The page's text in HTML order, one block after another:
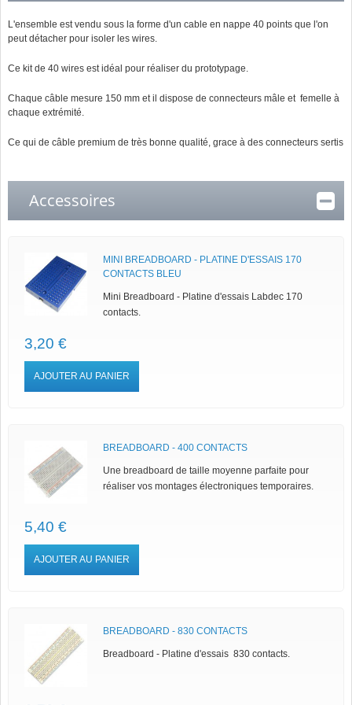
L'ensemble est vendu sous la forme d'un cable en nappe 40 points que l'on
peut détacher pour isoler les wires.
Ce kit de 40 wires est idéal pour réaliser du prototypage.
Chaque câble mesure 150 mm et il dispose de connecteurs mâle et femelle à
chaque extrémité.
Ce qui de câble premium de très bonne qualité, grace à des connecteurs sertis
Accessoires
MINI BREADBOARD - PLATINE D'ESSAIS 170
CONTACTS BLEU
Mini Breadboard - Platine d'essais Labdec 170
contacts.
3,20 €
AJOUTER AU PANIER
BREADBOARD - 400 CONTACTS
Une breadboard de taille moyenne parfaite pour
réaliser vos montages électroniques temporaires.
5,40 €
AJOUTER AU PANIER
BREADBOARD - 830 CONTACTS
Breadboard - Platine d'essais 830 contacts.